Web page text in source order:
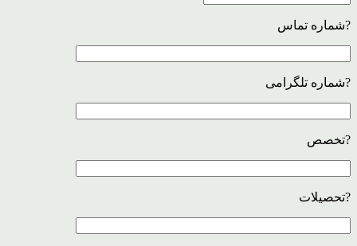
?شماره تماس
?شماره تلگرامی
?تخصص
?تحصیلات